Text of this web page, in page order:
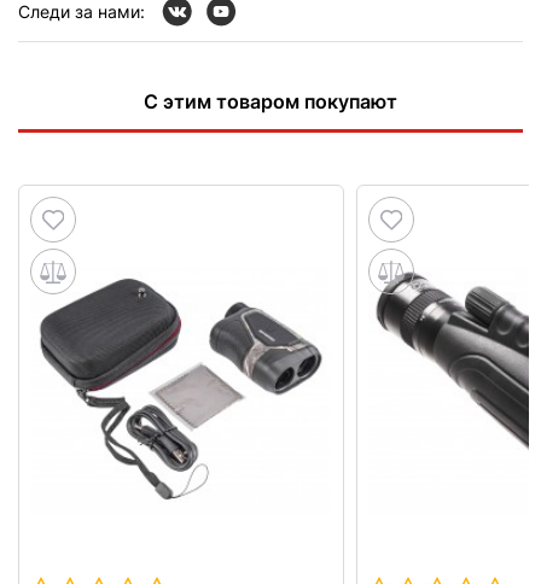
Следи за нами:
С этим товаром покупают